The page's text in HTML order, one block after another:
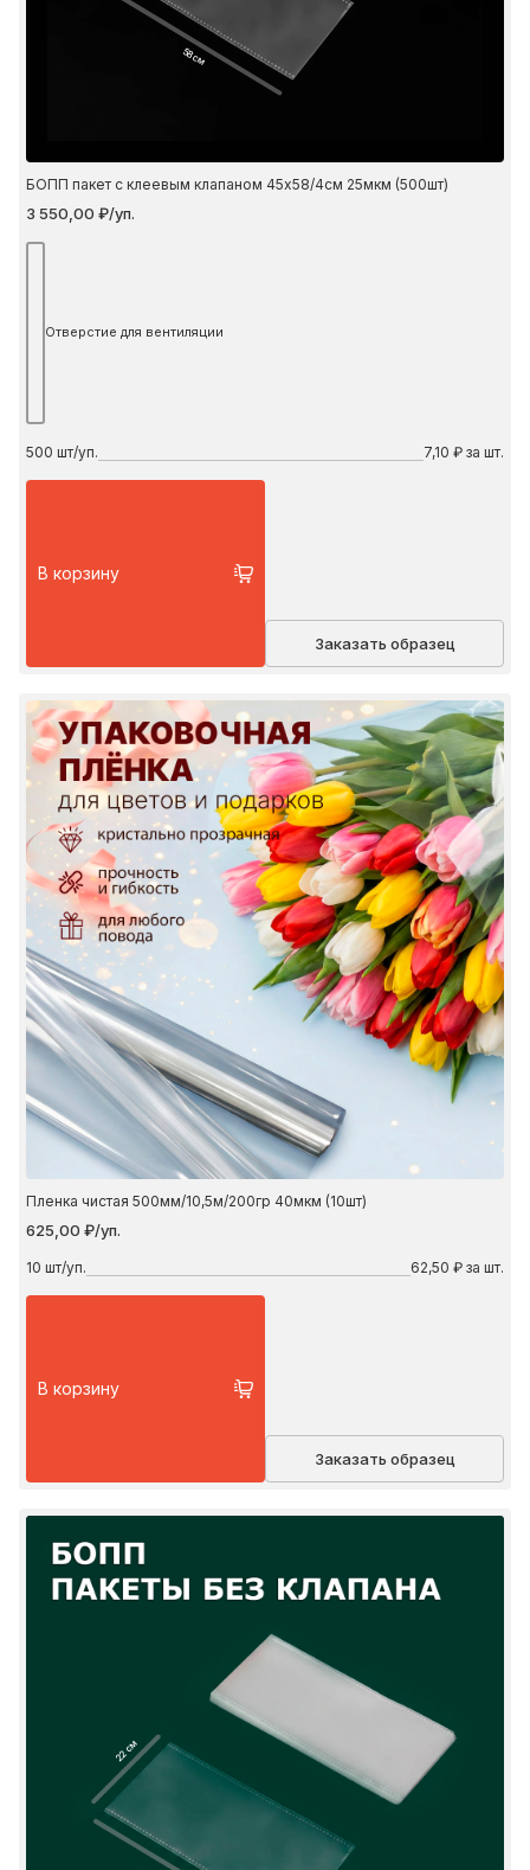
58 см
БОПП пакет с клеевым клапаном 45х58/4см 25мкм (500шт)
3 550,00 ₽/уп.
Отверстие для вентиляции
500 шт/уп. 7,10 ₽ за шт.
В корзину
Заказать образец
Пленка чистая 500мм/10,5м/200гр 40мкм (10шт)
625,00 ₽/уп.
10 шт/уп. 62,50 ₽ за шт.
В корзину
Заказать образец
22 см